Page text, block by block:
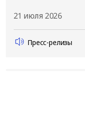
21 июля 2026
Пресс-релизы